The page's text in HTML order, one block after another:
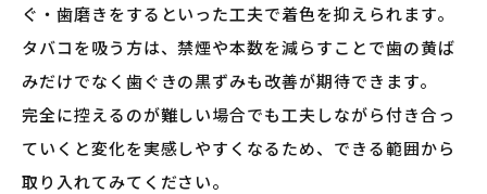
ぐ・歯磨きをするといった工夫で着色を抑えられます。
タバコを吸う方は、禁煙や本数を減らすことで歯の黄ば
みだけでなく歯ぐきの黒ずみも改善が期待できます。
完全に控えるのが難しい場合でも工夫しながら付き合っ
ていくと変化を実感しやすくなるため、できる範囲から
取り入れてみてください。